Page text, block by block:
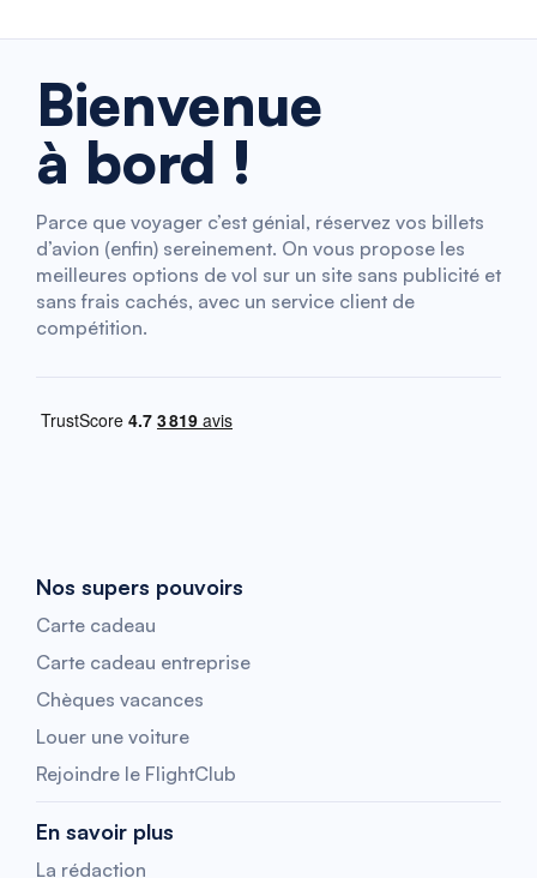
Bienvenue
à bord !
Parce que voyager c’est génial, réservez vos billets
d’avion (enfin) sereinement. On vous propose les
meilleures options de vol sur un site sans publicité et
sans frais cachés, avec un service client de
compétition.
Nos supers pouvoirs
Carte cadeau
Carte cadeau entreprise
Chèques vacances
Louer une voiture
Rejoindre le FlightClub
En savoir plus
La rédaction